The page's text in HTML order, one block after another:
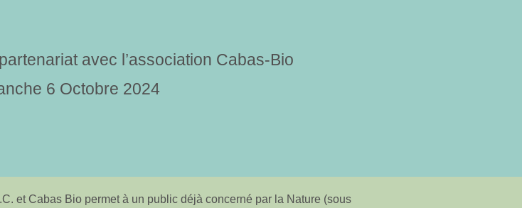
avec l’association Cabas-Bio
6 Octobre 2024
et Cabas Bio permet à un public déjà concerné par la Nature (sous